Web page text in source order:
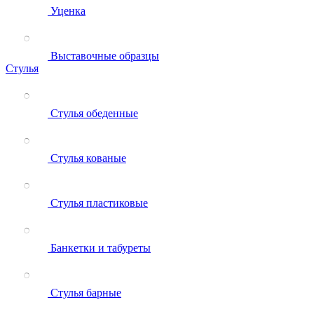
Уценка
Выставочные образцы
Стулья
Стулья обеденные
Стулья кованые
Стулья пластиковые
Банкетки и табуреты
Стулья барные